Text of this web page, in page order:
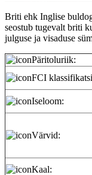
Briti ehk Inglise
seostub tugevalt briti
julguse ja visaduse
Päritoluriik:
FCI
Iseloom:
Värvid:
Kaal: